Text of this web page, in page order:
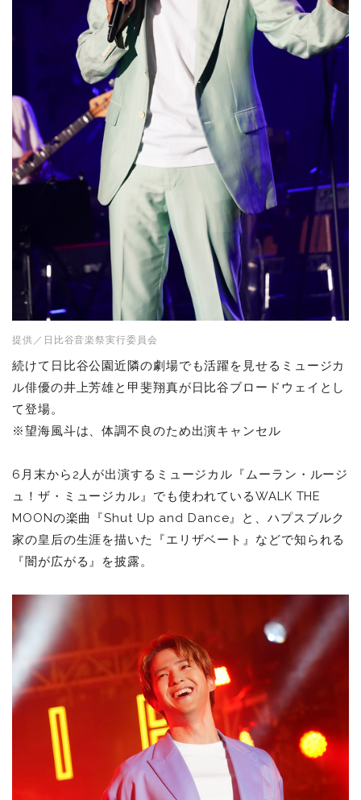
提供／日比谷音楽祭実行委員会
続けて日比谷公園近隣の劇場でも活躍を見せるミュージカ
ル俳優の井上芳雄と甲斐翔真が日比谷ブロードウェイとし
て登場。
※望海風斗は、体調不良のため出演キャンセル
6月末から2人が出演するミュージカル『ムーラン・ルージ
ュ！ザ・ミュージカル』でも使われているWALK THE
MOONの楽曲『Shut Up and Dance』と、ハプスブルク
家の皇后の生涯を描いた『エリザベート』などで知られる
『闇が広がる』を披露。